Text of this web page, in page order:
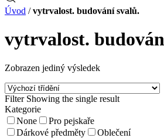
Úvod /vytrvalost. budování svalů.
vytrvalost.
Zobrazen jediný výsledek
Filter Showing the single result
Kategorie
None
Pro pejskaře
Dárkové předměty
Oblečení